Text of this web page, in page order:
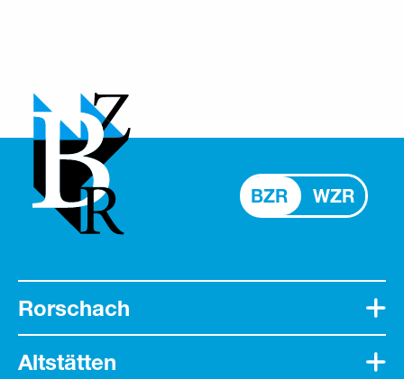
BZR WZR
Rorschach
Altstätten